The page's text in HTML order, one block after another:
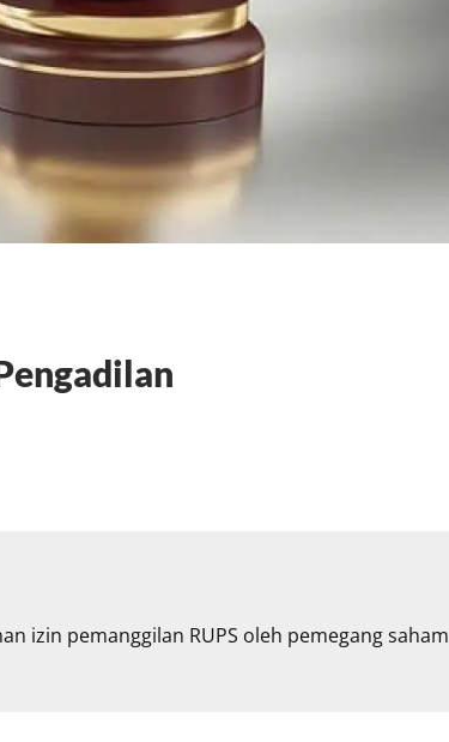
izin pemanggilan RUPS oleh pemegang saham